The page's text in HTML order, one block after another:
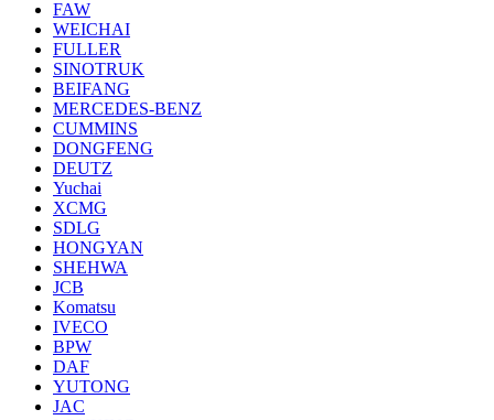
FAW
WEICHAI
FULLER
SINOTRUK
BEIFANG
MERCEDES-BENZ
CUMMINS
DONGFENG
DEUTZ
Yuchai
XCMG
SDLG
HONGYAN
SHEHWA
JCB
Komatsu
IVECO
BPW
DAF
YUTONG
JAC